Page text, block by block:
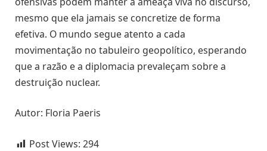
mesmo que ela jamais se concretize de forma
efetiva. O mundo segue atento a cada
movimentação no tabuleiro geopolítico, esperando
que a razão e a diplomacia prevaleçam sobre a
destruição nuclear.
Autor: Floria Paeris
Post Views: 294